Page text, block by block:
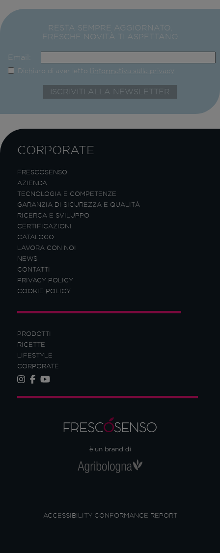
RESTA SEMPRE AGGIORNATO,
FRESCHE NOVITÀ TI ASPETTANO
Email:
Dichiaro di aver letto l'informativa sulla privacy
PRODOTTI
RICETTE
LIFESTYLE
CORPORATE
CORPORATE
FRESCOSENSO
AZIENDA
TECNOLOGIA E COMPETENZE
GARANZIA DI SICUREZZA E QUALITÀ
RICERCA E SVILUPPO
CERTIFICAZIONI
CATALOGO
LAVORA CON NOI
NEWS
CONTATTI
PRIVACY POLICY
COOKIE POLICY
ACCESSIBILITY CONFORMANCE REPORT